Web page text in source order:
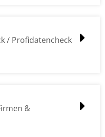
/ Profidatencheck
&